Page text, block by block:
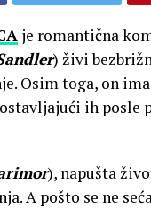
je romantična
) živi
Osim toga, on
ih posle
), napušta
A pošto se ne